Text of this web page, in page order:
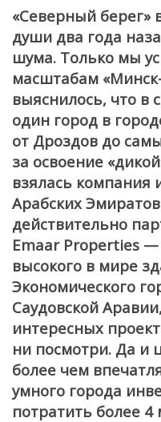
«Северный
души два года
шума. Только мы
масштабам
выяснилось, что в
один город в
от Дроздов до
за освоение
взялась
Арабских
действительно
Emaar Properties —
высокого в мире
Экономического
Саудовской
интересных
ни посмотри. Да и
более чем
умного города
потратить более 4